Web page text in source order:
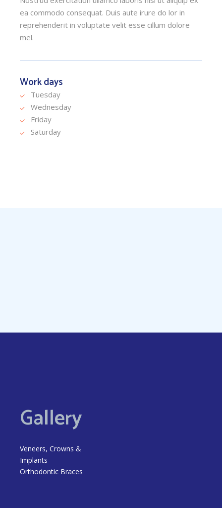
ea commodo consequat. Duis aute irure do lor in
reprehenderit in voluptate velit esse cillum dolore
mel.
Work days
Tuesday
Wednesday
Friday
Saturday
Gallery
Veneers, Crowns &
Implants
Orthodontic Braces